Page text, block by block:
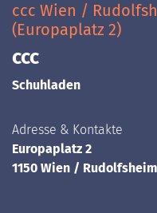
ccc Wien /
(Europaplatz 2)
ccc
Schuhladen
Adresse & Kontakte
Europaplatz 2
1150 Wien /